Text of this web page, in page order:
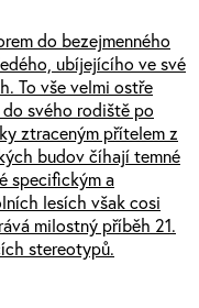
do bezejmenného
ubíjejícího ve své
To vše velmi ostře
svého rodiště po
ztraceným přítelem z
budov číhají temné
specifickým a
lesích však cosi
milostný příběh 21.
stereotypů.